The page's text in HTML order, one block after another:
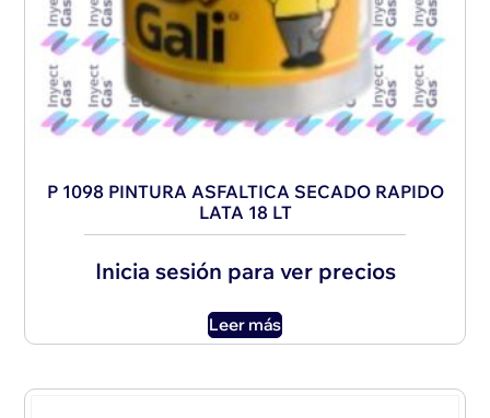
P 1098 PINTURA ASFALTICA SECADO RAPIDO
LATA 18 LT
Inicia sesión para ver precios
Leer más